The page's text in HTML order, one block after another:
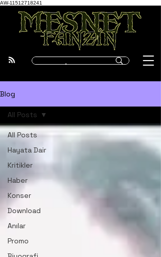
AW-11512718241
Blog
All Posts
Hayata Dair
Kritikler
Haber
Konser
Download
Anılar
Promo
All Posts